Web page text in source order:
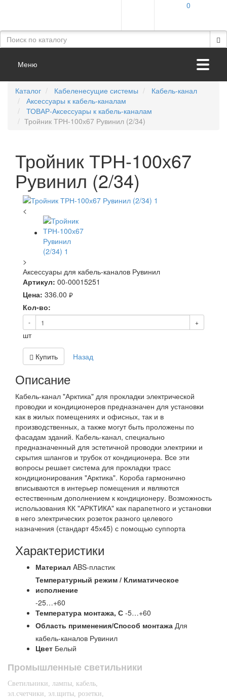
0
Меню
Каталог Кабеленесущие системы
Кабель-канал
Аксессуары к кабель-каналам
ТОВАР-Аксессуары к кабель-каналам
Тройник ТРН-100х67 Рувинил (2/34)
Тройник ТРН-100х67
Рувинил (2/34)
<
>
Аксессуары для кабель-каналов Рувинил
Артикул: 00-00015251
Цена: 336.00 руб.
Кол-во:
- +
шт
Купить Назад
Описание
Кабель-канал "Арктика" для прокладки электрической
проводки и кондиционеров предназначен для установки
как в жилых помещениях и офисных, так и в
производственных, а также могут быть проложены по
фасадам зданий. Кабель-канал, специально
предназначенный для эстетичной проводки электрики и
скрытия шлангов и трубок от кондиционера. Все эти
вопросы решает система для прокладки трасс
кондиционирования "Арктика". Короба гармонично
вписываются в интерьер помещения и являются
естественным дополнением к кондиционеру. Возможность
использования КК "АРКТИКА" как парапетного и установки
в него электрических розеток разного целевого
назначения (стандарт 45х45) с помощью суппорта
Характеристики
Материал ABS-пластик
Температурный режим / Климатическое
исполнение
-25…+60
Температура монтажа, С -5…+60
Область применения/Способ монтажа Для
кабель-каналов Рувинил
Цвет Белый
Промышленные светильники
Светильники, лампы, кабель,
эл.счетчики, эл.щиты, розетки,